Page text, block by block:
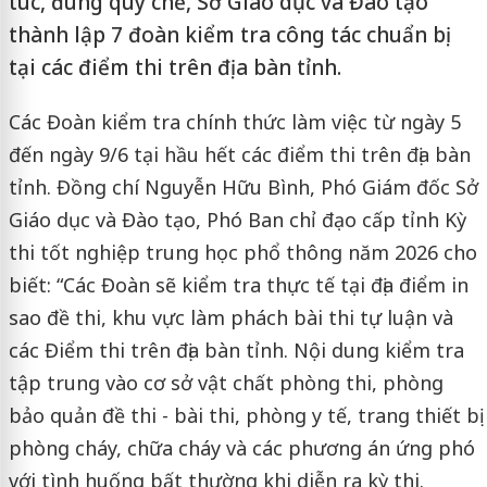
thành lập 7 đoàn kiểm tra công tác chuẩn bị
tại các điểm thi trên địa bàn tỉnh.
Các Đoàn kiểm tra chính thức làm việc từ ngày 5
đến ngày 9/6 tại hầu hết các điểm thi trên địa bàn
tỉnh. Đồng chí Nguyễn Hữu Bình, Phó Giám đốc Sở
Giáo dục và Đào tạo, Phó Ban chỉ đạo cấp tỉnh Kỳ
thi tốt nghiệp trung học phổ thông năm 2026 cho
biết: “Các Đoàn sẽ kiểm tra thực tế tại địa điểm in
sao đề thi, khu vực làm phách bài thi tự luận và
các Điểm thi trên địa bàn tỉnh. Nội dung kiểm tra
tập trung vào cơ sở vật chất phòng thi, phòng
bảo quản đề thi - bài thi, phòng y tế, trang thiết bị
phòng cháy, chữa cháy và các phương án ứng phó
với tình huống bất thường khi diễn ra kỳ thi.